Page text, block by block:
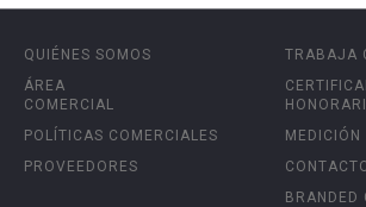
QUIÉNES SOMOS
ÁREA
COMERCIAL
POLÍTICAS COMERCIALES
PROVEEDORES
TRABAJA
MEDICIÓN
BRANDED